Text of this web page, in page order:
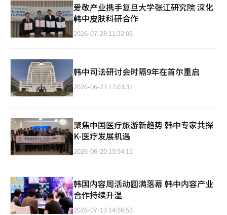
爱敬产业携手复旦大学张江研究院 深化
韩中皮肤科研合作
2026-07-28 11:22:05
韩中司法研讨会时隔9年在首尔重启
2026-06-23 17:03:31
聚焦中国医疗旅游新趋势 韩中专家共探
K-医疗发展机遇
2026-06-20 15:54:11
韩国内容周活动圆满落幕 韩中内容产业
合作持续升温
2026-07-13 14:56:53